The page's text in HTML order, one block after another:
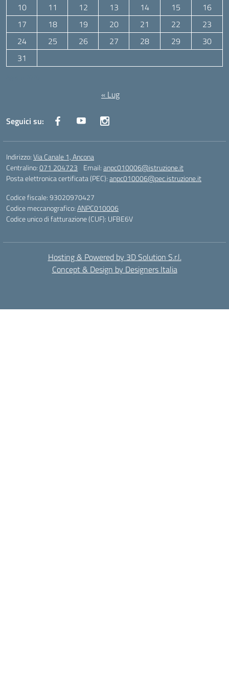
10 11 12 13 14 15
16
17
18 19 20 21 22
23
24
25 26 27 28 29
30
31
« Lug
Seguici su:
Indirizzo:Via Canale 1, Ancona
Centralino:071 204723 Email:anpc010006@istruzione.it
Posta elettronica certificata (PEC):anpc010006@pec.istruzione.it
Codice fiscale: 93020970427
Codice meccanografico:ANPC010006
Codice unico di fatturazione (CUF): UFBE6V
Hosting & Powered by 3D Solution S.r.l.
Concept & Design by Designers Italia